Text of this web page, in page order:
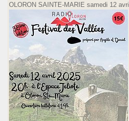
OLORON SAINTE-MARIE samedi 12 avril